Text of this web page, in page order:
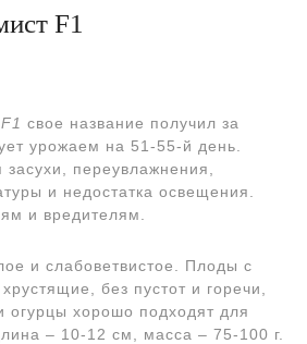
F1
свое название получил за
урожаем на 51-55-й день.
переувлажнения,
и недостатка освещения.
и вредителям.
и слабоветвистое. Плоды с
без пустот и горечи,
огурцы хорошо подходят для
– 10-12 см, масса – 75-100 г.